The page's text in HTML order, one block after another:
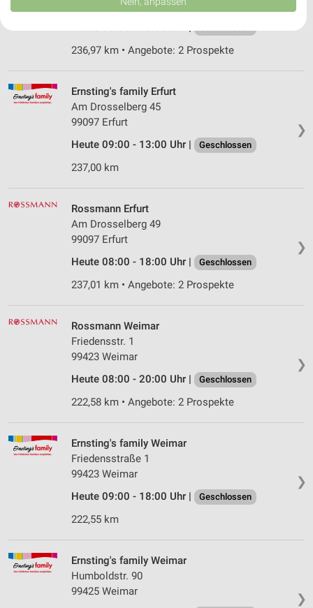
❯
99099 Erfurt
236,97 km • Angebote: 2 Prospekte
❯
Ernsting's family Erfurt
Am Drosselberg 45
99097 Erfurt
Heute 09:00 - 13:00 Uhr |
Geschlossen
237,00 km
❯
Rossmann Erfurt
Am Drosselberg 49
99097 Erfurt
Heute 08:00 - 18:00 Uhr |
Geschlossen
237,01 km • Angebote: 2 Prospekte
❯
Rossmann Weimar
Friedensstr. 1
99423 Weimar
Heute 08:00 - 20:00 Uhr |
Geschlossen
222,58 km • Angebote: 2 Prospekte
❯
Ernsting's family Weimar
Friedensstraße 1
99423 Weimar
Heute 09:00 - 18:00 Uhr |
Geschlossen
222,55 km
❯
Ernsting's family Weimar
Humboldstr. 90
99425 Weimar
USA gesendet werden.
Website/App.
Partnerliste anzeigen (1 IAB-Anbieter)
IAB-Verarbeitungszwecke:
Speichern von oder Zugriff auf Informationen
auf einem Endgerät
Verwendung reduzierter Daten zur Auswahl von
Werbeanzeigen
Werbung
Verwendung von Profilen zur Auswahl
personalisierter Werbung
Erstellung von Profilen zur Personalisierung
von Inhalten
personalisierter Inhalte
Messung der Werbeleistung
Messung der Performance von Inhalten
Analyse von Zielgruppen durch Statistiken oder
Entwicklung und Verbesserung der Angebote
Verwendung reduzierter Daten zur Auswahl von
IAB-Besonderheiten:
Geräte anhand von aktiv angeforderten
Informationen identifizieren